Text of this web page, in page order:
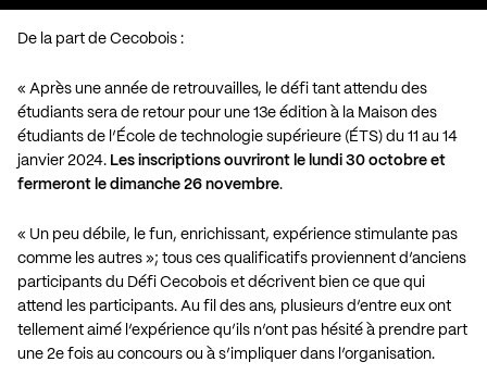
De la part de Cecobois :
« Après une année de retrouvailles, le défi tant attendu des
étudiants sera de retour pour une 13e édition à la Maison des
étudiants de l’École de technologie supérieure (ÉTS) du 11 au 14
janvier 2024. Les inscriptions ouvriront le lundi 30 octobre et
fermeront le dimanche 26 novembre.
« Un peu débile, le fun, enrichissant, expérience stimulante pas
comme les autres »; tous ces qualificatifs proviennent d’anciens
participants du Défi Cecobois et décrivent bien ce que qui
attend les participants. Au fil des ans, plusieurs d’entre eux ont
tellement aimé l’expérience qu’ils n’ont pas hésité à prendre part
une 2e fois au concours ou à s’impliquer dans l’organisation.